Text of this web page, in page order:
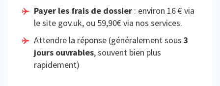
Payer les frais de dossier : environ 16 € via
le site gov.uk, ou 59,90€ via nos services.
Attendre la réponse (généralement sous 3
jours ouvrables, souvent bien plus
rapidement)